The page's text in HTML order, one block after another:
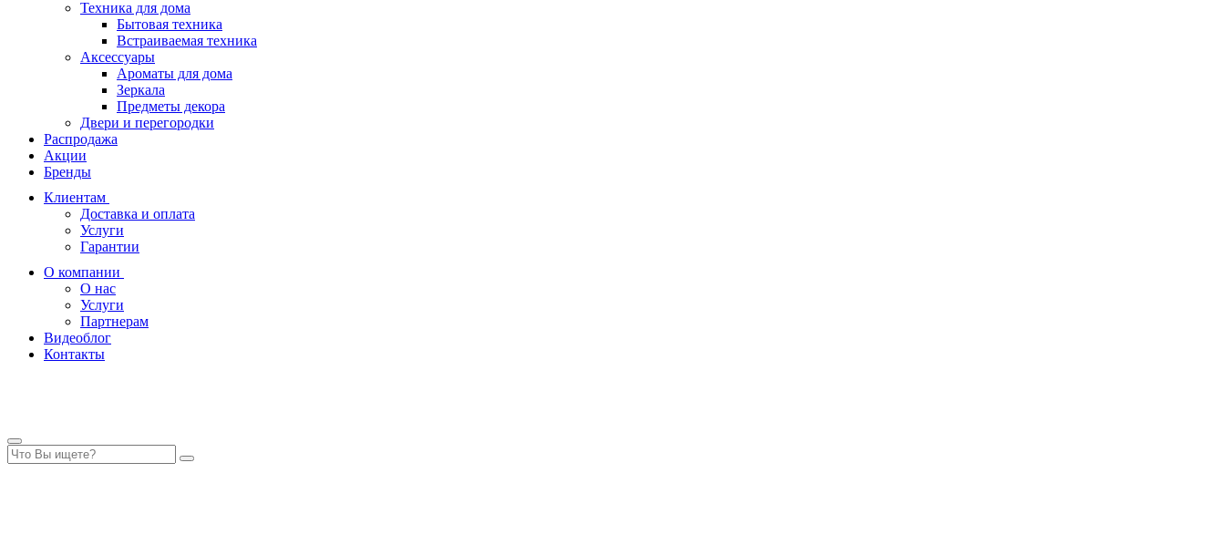
Техника для дома
Бытовая техника
Встраиваемая техника
Аксессуары
Ароматы для дома
Зеркала
Предметы декора
Двери и перегородки
Распродажа
Акции
Бренды
Клиентам
Доставка и оплата
Услуги
Гарантии
О компании
О нас
Услуги
Партнерам
Видеоблог
Контакты